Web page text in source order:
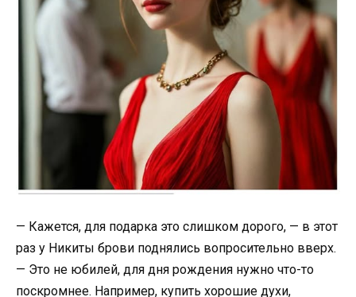
— Кажется, для подарка это слишком дорого, — в этот
раз у Никиты брови поднялись вопросительно вверх.
— Это не юбилей, для дня рождения нужно что-то
поскромнее. Например, купить хорошие духи,